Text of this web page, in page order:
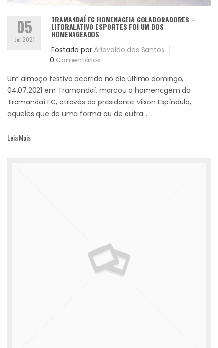
05
Jul 2021
TRAMANDAÍ FC HOMENAGEIA COLABORADORES –
LITORALATIVO ESPORTES FOI UM DOS
HOMENAGEADOS
Postado por Ariovaldo dos Santos
0 Comentários
Um almoço festivo ocorrido no dia último domingo,
04.07.2021 em Tramandaí, marcou a homenagem do
Tramandaí FC, através do presidente Vilson Espíndula,
aqueles que de uma forma ou de outra...
Leia Mais